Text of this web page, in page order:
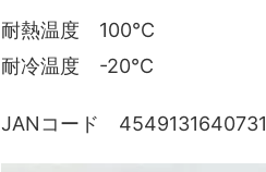
耐熱温度 100℃
耐冷温度 -20℃
JANコード 4549131640731